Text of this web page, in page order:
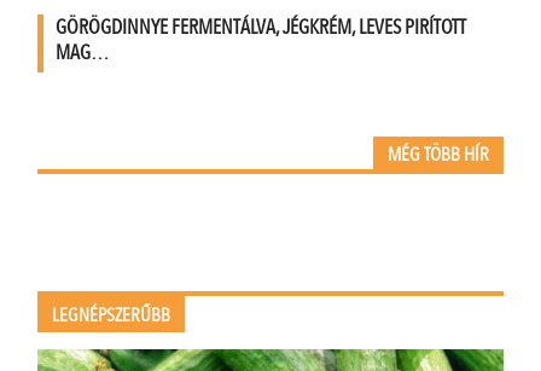
GÖRÖGDINNYE FERMENTÁLVA, JÉGKRÉM, LEVES PIRÍTOTT
MAG…
MÉG TÖBB HÍR
LEGNÉPSZERŰBB